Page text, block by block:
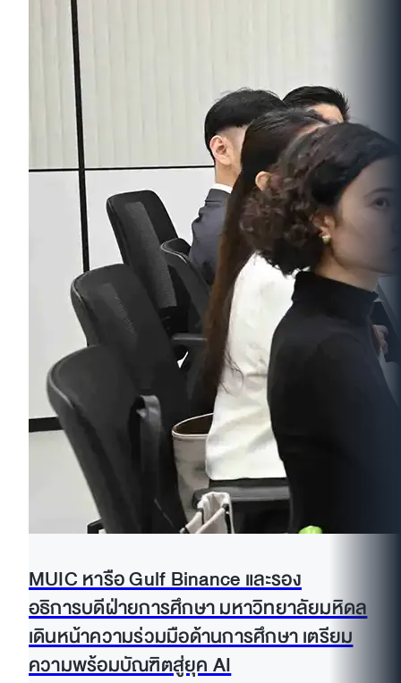
MUIC หารือ Gulf Binance และรอง
อธิการบดีฝ่ายการศึกษา มหาวิทยาลัยมหิดล
เดินหน้าความร่วมมือด้านการศึกษา เตรียม
ความพร้อมบัณฑิตสู่ยุค AI